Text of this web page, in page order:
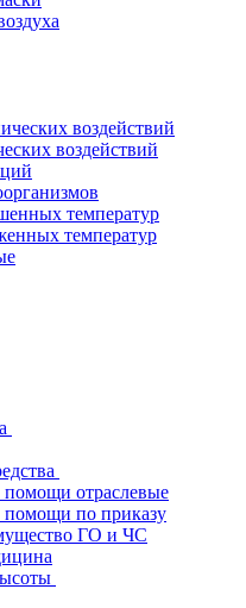
воздействий
воздействий
температур
температур
отраслевые
помощи по приказу
ГО и ЧС